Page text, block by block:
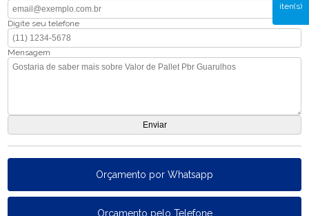
iten(s)
Digite seu telefone
Mensagem
Orçamento por Whatsapp
Orçamento pelo Telefone